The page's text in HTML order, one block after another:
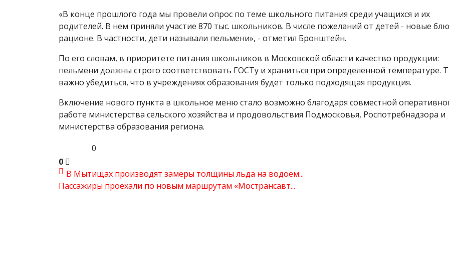
«В конце прошлого года мы провели опрос по теме школьного питания среди учащихся и их
родителей. В нем приняли участие 870 тыс. школьников. В числе пожеланий от детей - новые
рационе. В частности, дети называли пельмени», - отметил Бронштейн.
По его словам, в приоритете питания школьников в Московской области качество продукции:
пельмени должны строго соответствовать ГОСТу и храниться при определенной температуре.
важно убедиться, что в учреждениях образования будет только подходящая продукция.
Включение нового пункта в школьное меню стало возможно благодаря совместной
работе министерства сельского хозяйства и продовольствия Подмосковья, Роспотребнадзора и
министерства образования региона.
0
0
В Мытищах производят замеры толщины льда на водоем...
Пассажиры проехали по новым маршрутам «Мострансавт...